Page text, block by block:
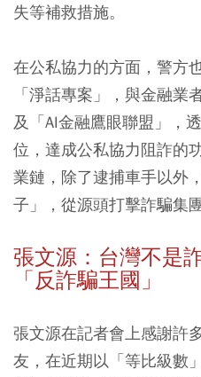
失等補救措施。
在公私協力的方面，警方
「淨話專案」，與金融業
及「AI金融鷹眼聯盟」，
位，達成公私協力阻詐的
業鏈，除了逮捕車手以外
子」，從源頭打擊詐騙集團
張文源：台灣不是
「反詐騙王國」
張文源在記者會上感謝許
友，在近期以「等比級數